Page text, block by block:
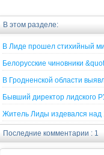
В этом разделе:
В Лиде прошел стихийный
Белорусские чиновники
В Гродненской области
Бывший директор лидского
Житель Лиды издевался над
Последние комментарии : 1